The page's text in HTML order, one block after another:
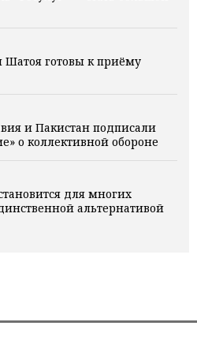
Шатоя готовы к приёму
и Пакистан подписали
о коллективной обороне
для многих
альтернативой